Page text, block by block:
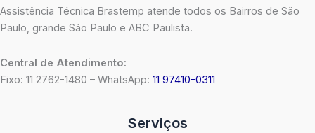
Assistência Técnica Brastemp atende todos os Bairros de São
Paulo, grande São Paulo e ABC Paulista.
Central de Atendimento:
Fixo: 11 2762-1480 – WhatsApp: 11 97410-0311
Serviços